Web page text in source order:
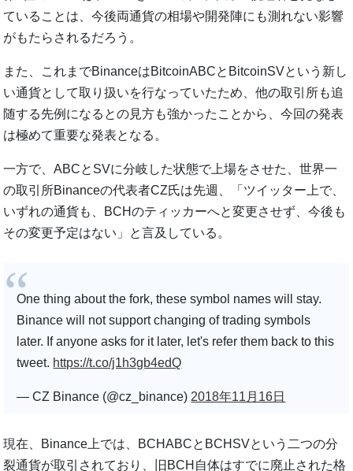
ていることは、今後両通貨の相場や開発陣にも測れない影響
がもたらされるだろう。
また、これまでBinanceはBitcoinABCとBitcoinSVという新し
い通貨として取り扱いを行なっていたため、他の取引所も追
随する先例になるとの見方も強かったことから、今回の発表
は極めて重要な発表となる。
一方で、ABCとSVに分岐した状態で上場をさせた、世界一
の取引所Binanceの代表者CZ氏は先週、「ツイッター上で、
いずれの通貨も、BCHのティッカーへと変更させず、今後も
その変更予定はない」と言及している。
One thing about the fork, these symbol names will stay.
Binance will not support changing of trading symbols
later. If anyone asks for it later, let's refer them back to this
tweet. https://t.co/j1h3gb4edQ
— CZ Binance (@cz_binance) 2018年11月16日
現在、Binance上では、BCHABCとBCHSVという二つの分
裂通貨が取引されており、旧BCH自体はすでに廃止された格